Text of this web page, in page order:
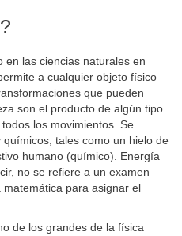
en las ciencias naturales en
a cualquier objeto físico
que pueden
son el producto de algún tipo
los movimientos. Se
tales como un hielo de
humano (químico). Energía
no se refiere a un examen
para asignar el
de los grandes de la física